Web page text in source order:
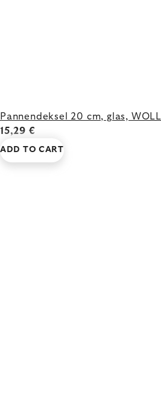
Pannendeksel 20 cm, glas, WOLL
15,29 €
ADD TO CART